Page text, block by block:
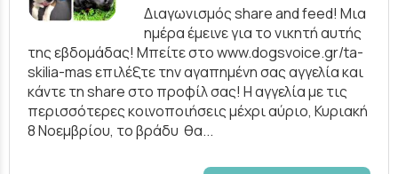
Διαγωνισμός share and feed! Μια
ημέρα έμεινε για το νικητή αυτής
της εβδομάδας! Μπείτε στο www.dogsvoice.gr/ta-
skilia-mas επιλέξτε την αγαπημένη σας αγγελία και
κάντε τη share στο προφίλ σας! Η αγγελία με τις
περισσότερες κοινοποιήσεις μέχρι αύριο, Κυριακή
8 Νοεμβρίου, το βράδυ θα...